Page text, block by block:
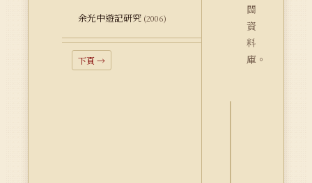
余光中遊記研究 (2006)
下頁 →
關
資
料
庫。